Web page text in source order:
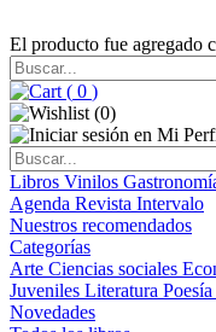
El producto fue agregado
( 0 )
(0)
Libros Vinilos
Agenda Revista Intervalo
Nuestros recomendados
Categorías
Arte Ciencias sociales
Juveniles Literatura Poesía
Novedades